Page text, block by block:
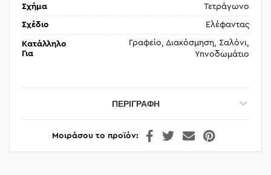
Σχήμα Τετράγωνο
Σχέδιο Ελέφαντας
Κατάλληλο
Για
Γραφείο, Διακόσμηση, Σαλόνι,
Υπνοδωμάτιο
ΠΕΡΙΓΡΑΦΉ
Μοιράσου το προϊόν